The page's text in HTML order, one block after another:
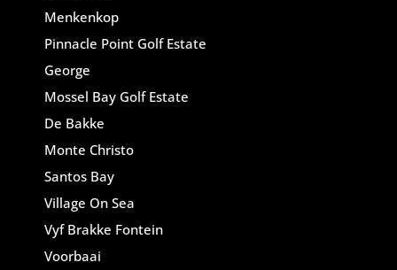
Menkenkop
Pinnacle Point Golf Estate
George
Mossel Bay Golf Estate
De Bakke
Monte Christo
Santos Bay
Village On Sea
Vyf Brakke Fontein
Voorbaai